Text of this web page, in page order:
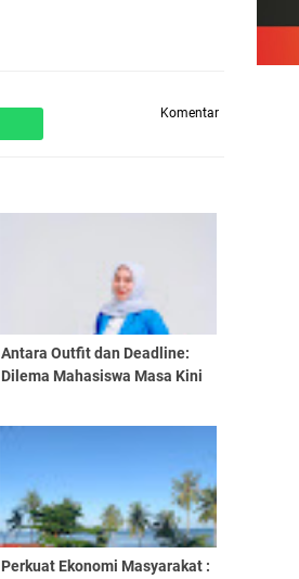
Komentar
Antara Outfit dan Deadline:
Dilema Mahasiswa Masa Kini
Perkuat Ekonomi Masyarakat :